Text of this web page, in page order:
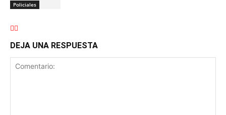
Policiales
DEJA UNA RESPUESTA